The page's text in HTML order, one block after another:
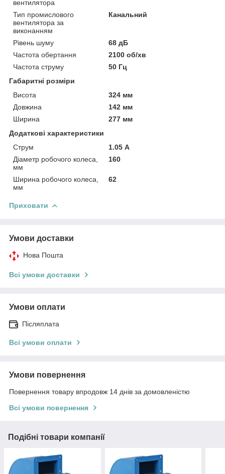
вентилятора
Тип промислового
вентилятора за
виконанням
Канальний
Рівень шуму
68 дБ
Частота обертання
2100 об/хв
Частота струму
50 Гц
Габаритні розміри
Висота
324 мм
Довжина
142 мм
Ширина
277 мм
Додаткові характеристики
Струм
1.05 А
Діаметр робочого колеса,
мм
160
Ширина робочого колеса,
мм
62
Приховати
Умови доставки
Нова Пошта
Всі умови доставки
Умови оплати
Післяплата
Всі умови оплати
Умови повернення
Повернення товару впродовж 14 днів за домовленістю
Всі умови повернення
Подібні товари компанії